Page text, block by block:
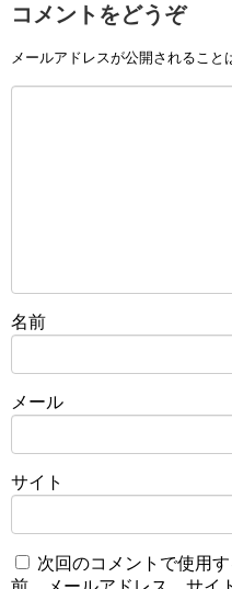
コメントをどうぞ
メールアドレスが公開されること
名前
メール
サイト
次回のコメントで使用